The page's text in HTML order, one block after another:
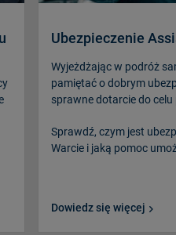
Ubezpieczenie
Wyjeżdżając w podróż
pamiętać o dobrym
sprawne dotarcie do celu
Sprawdź, czym jest
Warcie i jaką pomoc
Dowiedz się więcej